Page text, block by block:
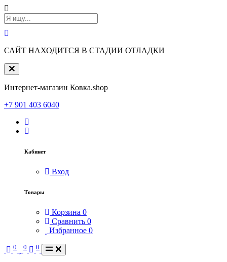
САЙТ НАХОДИТСЯ В СТАДИИ ОТЛАДКИ
Интернет-магазин Ковка.shop
+7 901 403 6040
Кабинет
Вход
Товары
Корзина 0
Сравнить 0
Избранное 0
0 0 0